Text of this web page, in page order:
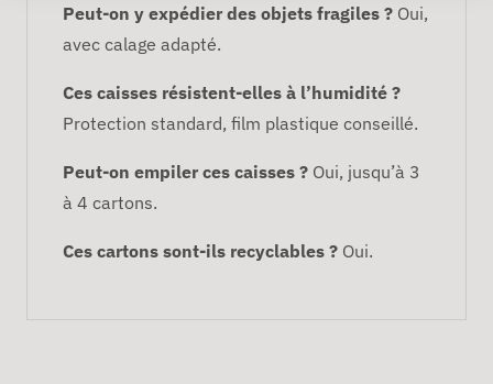
Peut-on y expédier des objets fragiles ? Oui,
avec calage adapté.
Ces caisses résistent-elles à l’humidité ?
Protection standard, film plastique conseillé.
Peut-on empiler ces caisses ? Oui, jusqu’à 3
à 4 cartons.
Ces cartons sont-ils recyclables ? Oui.